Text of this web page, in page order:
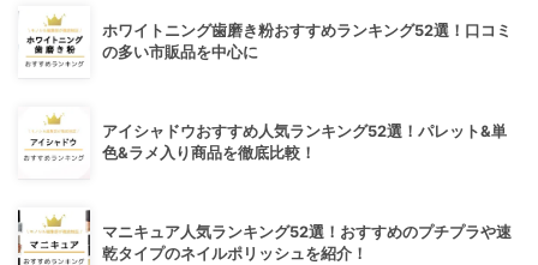
ホワイトニング歯磨き粉おすすめランキング52選！口コミ
の多い市販品を中心に
アイシャドウおすすめ人気ランキング52選！パレット&単
色&ラメ入り商品を徹底比較！
マニキュア人気ランキング52選！おすすめのプチプラや速
乾タイプのネイルポリッシュを紹介！